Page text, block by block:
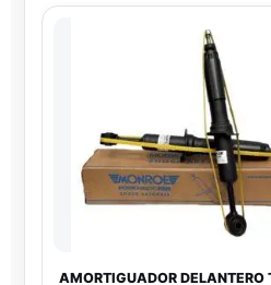
AMORTIGUADOR DELANTERO